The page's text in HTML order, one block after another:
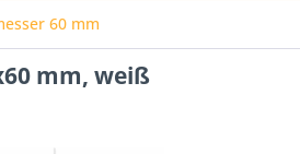
60 mm
mm, weiß